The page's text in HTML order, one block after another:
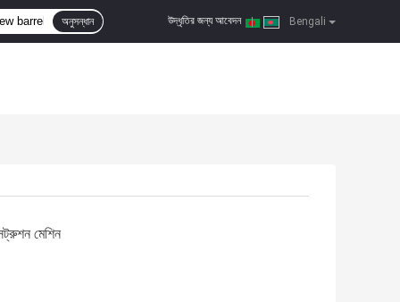
Bengali
উদ্ধৃতির জন্য আবেদন |
অনুসন্ধান
মেশিন